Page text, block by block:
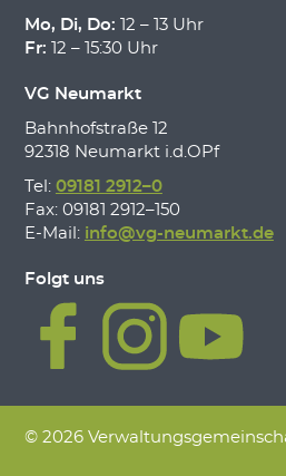
Mo, Di, Do: 12 – 13 Uhr
Fr: 12 – 15:30 Uhr
VG Neumarkt
Bahnhofstraße 12
92318 Neumarkt i.d.OPf
Tel: 09181 2912–0
Fax: 09181 2912–150
E-Mail: info@vg-neumarkt.de
Folgt uns
© 2026